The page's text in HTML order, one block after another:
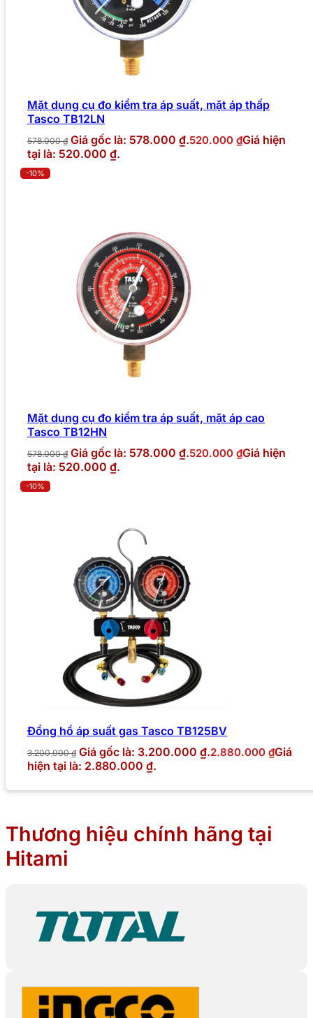
Mặt dụng cụ đo kiểm tra áp suất, mặt áp thấp
Tasco TB12LN
578.000₫ Giá gốc là: 578.000 ₫.520.000 ₫Giá hiện
tại là: 520.000 ₫.
-10%
Mặt dụng cụ đo kiểm tra áp suất, mặt áp cao
Tasco TB12HN
578.000₫ Giá gốc là: 578.000 ₫.520.000 ₫Giá hiện
tại là: 520.000 ₫.
-10%
Đồng hồ áp suất gas Tasco TB125BV
3.200.000₫ Giá gốc là: 3.200.000 ₫.2.880.000 ₫Giá
hiện tại là: 2.880.000 ₫.
Thương hiệu chính hãng tại
Hitami